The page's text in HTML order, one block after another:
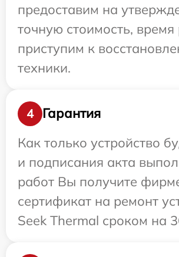
предоставим на
точную стоимость,
приступим к
техники.
4
Гарантия
Как только устройство
и подписания акта
работ Вы получите
сертификат на ремонт
Seek Thermal сроком на